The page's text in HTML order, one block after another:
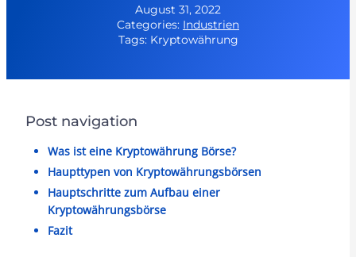
August 31, 2022
Categories: Industrien
Tags: Kryptowährung
Post navigation
Was ist eine Kryptowährung Börse?
Haupttypen von Kryptowährungsbörsen
Hauptschritte zum Aufbau einer
Kryptowährungsbörse
Fazit